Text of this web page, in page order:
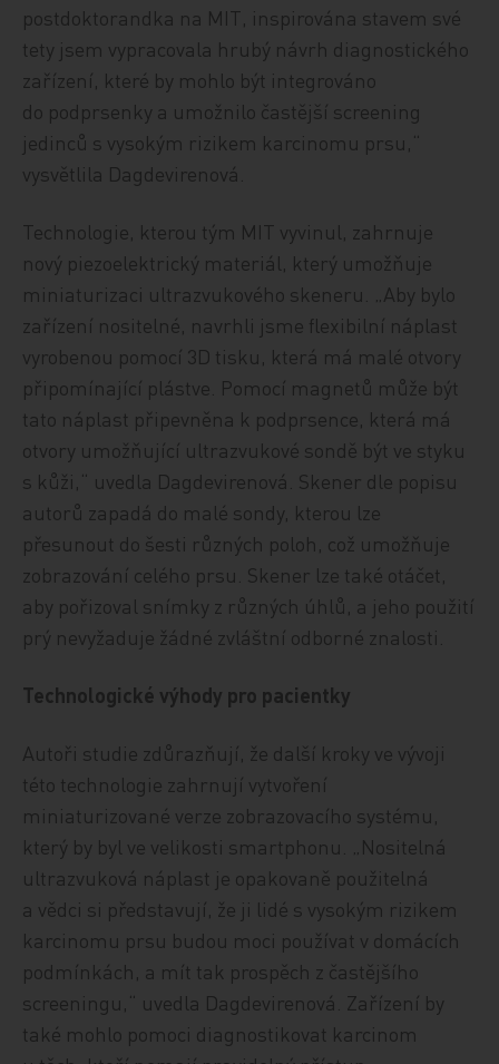
postdoktorandka na MIT, inspirována stavem své
tety jsem vypracovala hrubý návrh diagnostického
zařízení, které by mohlo být integrováno
do podprsenky a umožnilo častější screening
jedinců s vysokým rizikem karcinomu prsu,“
vysvětlila Dagdevirenová.
Technologie, kterou tým MIT vyvinul, zahrnuje
nový piezoelektrický materiál, který umožňuje
miniaturizaci ultrazvukového skeneru. „Aby bylo
zařízení nositelné, navrhli jsme flexibilní náplast
vyrobenou pomocí 3D tisku, která má malé otvory
připomínající plástve. Pomocí magnetů může být
tato náplast připevněna k podprsence, která má
otvory umožňující ultrazvukové sondě být ve styku
s kůži,“ uvedla Dagdevirenová. Skener dle popisu
autorů zapadá do malé sondy, kterou lze
přesunout do šesti různých poloh, což umožňuje
zobrazování celého prsu. Skener lze také otáčet,
aby pořizoval snímky z různých úhlů, a jeho použití
prý nevyžaduje žádné zvláštní odborné znalosti.
Technologické výhody pro pacientky
Autoři studie zdůrazňují, že další kroky ve vývoji
této technologie zahrnují vytvoření
miniaturizované verze zobrazovacího systému,
který by byl ve velikosti smartphonu. „Nositelná
ultrazvuková náplast je opakovaně použitelná
a vědci si představují, že ji lidé s vysokým rizikem
karcinomu prsu budou moci používat v domácích
podmínkách, a mít tak prospěch z častějšího
screeningu,“ uvedla Dagdevirenová. Zařízení by
také mohlo pomoci diagnostikovat karcinom